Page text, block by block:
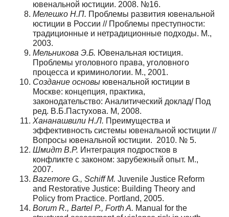
ювенальной юстиции. 2008. №16.
Мелешко Н.П. Проблемы развития ювенальной
юстиции в России // Проблемы преступности:
традиционные и нетрадиционные подходы. М.,
2003.
Мельникова Э.Б. Ювенальная юстиция.
Проблемы уголовного права, уголовного
процесса и криминологии. М., 2001.
Создание основы ювенальной юстиции в
Москве: концепция, практика,
законодательство: Аналитический доклад/ Под
ред. В.Б.Пастухова. М, 2008.
Хананашвили Н.Л. Преимущества и
эффективность системы ювенальной юстиции //
Вопросы ювенальной юстиции. 2010. № 5.
Шмидт В.Р. Интеграция подростков в
конфликте с законом: зарубежный опыт. М.,
2007.
Bazemore G., Schiff M. Juvenile Justice Reform
and Restorative Justice: Building Theory and
Policy from Practice. Portland, 2005.
Borum R., Bartel P., Forth A. Manual for the